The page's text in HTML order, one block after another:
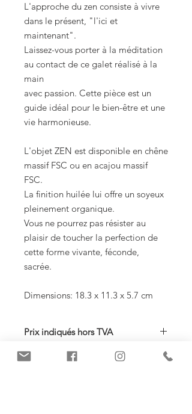
L'approche du zen consiste à vivre
dans le présent, "l'ici et
maintenant".
Laissez-vous porter à la méditation
au contact de ce galet réalisé à la
main
avec passion. Cette pièce est un
guide idéal pour le bien-être et une
vie harmonieuse.
L'objet ZEN est disponible en chêne
massif FSC ou en acajou massif
FSC.
La finition huilée lui offre un soyeux
pleinement organique.
Vous ne pourrez pas résister au
plaisir de toucher la perfection de
cette forme vivante, féconde,
sacrée.
Dimensions: 18.3 x 11.3 x 5.7 cm
Prix indiqués hors TVA